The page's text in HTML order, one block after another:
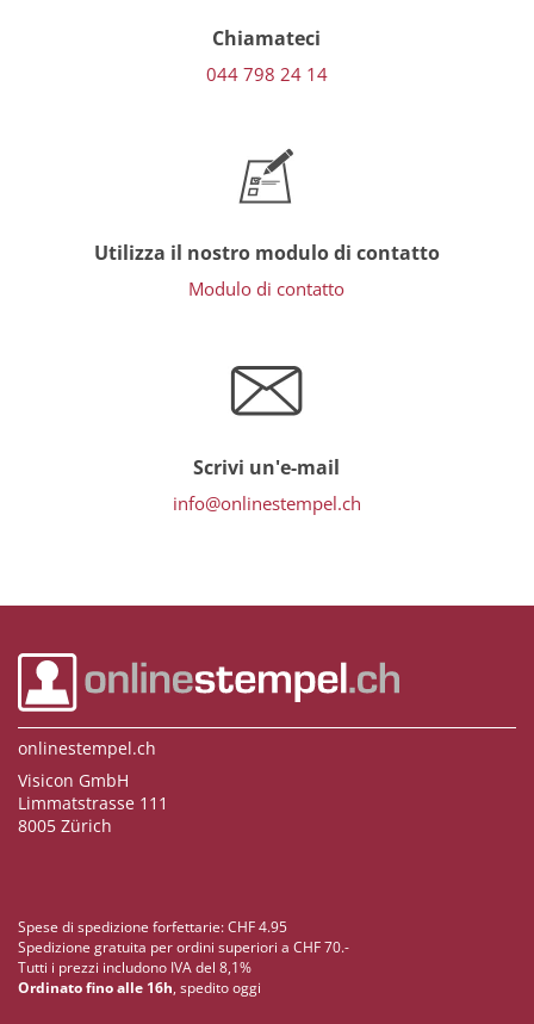
Chiamateci
044 798 24 14
Utilizza il nostro modulo di contatto
Modulo di contatto
Scrivi un'e-mail
info@onlinestempel.ch
onlinestempel.ch
Visicon GmbH
Limmatstrasse 111
8005 Zürich
Spese di spedizione forfettarie: CHF 4.95
Spedizione gratuita per ordini superiori a CHF 70.-
Tutti i prezzi includono IVA del 8,1%
Ordinato fino alle 16h, spedito oggi